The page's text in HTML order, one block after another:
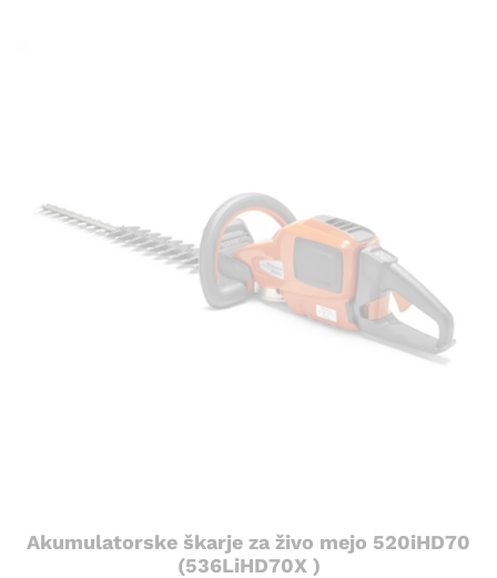
Akumulatorske škarje za živo mejo 520iHD70
(536LiHD70X )